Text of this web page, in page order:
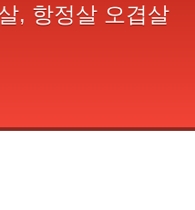
, 항정살 오겹살